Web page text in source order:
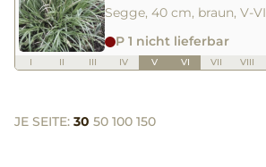
Segge, 40 cm, braun, V-VI
P 1 nicht lieferbar
I II III IV V VI VII VIII
JE SEITE: 30 50 100 150